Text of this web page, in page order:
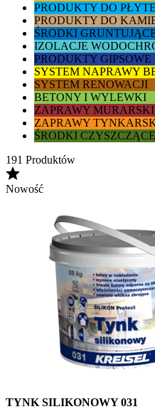
PRODUKTY DO
PRODUKTY DO
ŚRODKI
IZOLACJE
PRODUKTY
SYSTEM NAPRAWY
SYSTEM RENOWACJI
BETONY I WYLEWKI
ZAPRAWY
ZAPRAWY
ŚRODKI
191 Produktów
Nowość
TYNK SILIKONOWY 031